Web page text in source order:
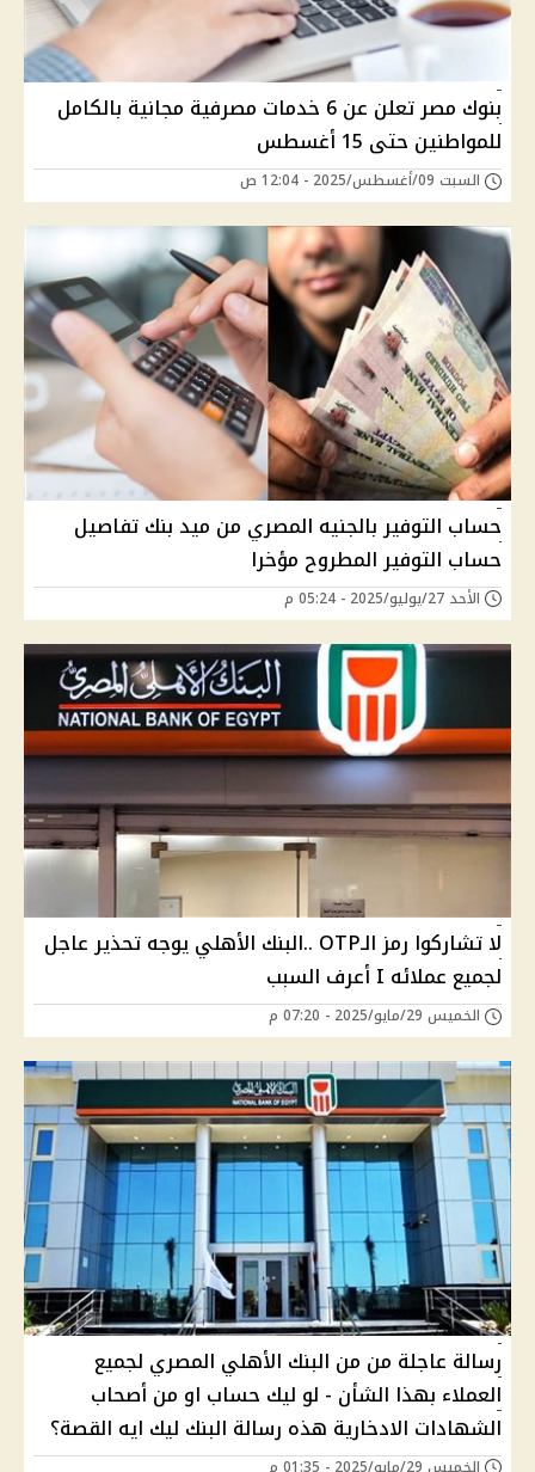
بنوك مصر تعلن عن 6 خدمات مصرفية مجانية بالكامل
للمواطنين حتى 15 أغسطس
السبت 09/أغسطس/2025 - 12:04 ص
حساب التوفير بالجنيه المصري من ميد بنك تفاصيل
حساب التوفير المطروح مؤخرا
الأحد 27/يوليو/2025 - 05:24 م
لا تشاركوا رمز الـOTP ..البنك الأهلي يوجه تحذير عاجل
لجميع عملائه I أعرف السبب
الخميس 29/مايو/2025 - 07:20 م
رسالة عاجلة من من البنك الأهلي المصري لجميع
العملاء بهذا الشأن - لو ليك حساب او من أصحاب
الشهادات الادخارية هذه رسالة البنك ليك ايه القصة؟
الخميس 29/مايو/2025 - 01:35 م